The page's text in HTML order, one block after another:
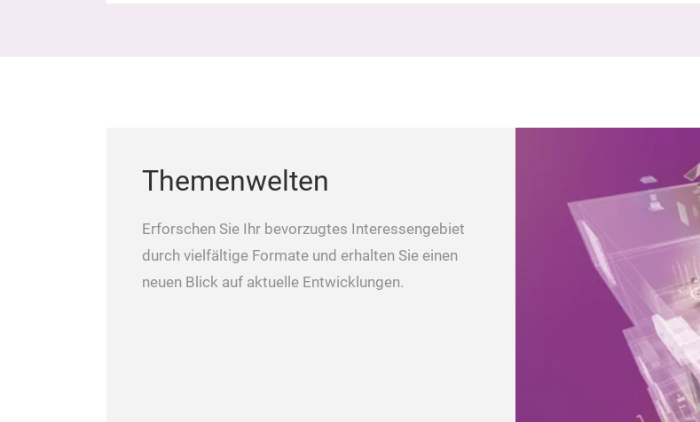
Themenwelten
Erforschen Sie Ihr bevorzugtes Interessengebiet
durch vielfältige Formate und erhalten Sie einen
neuen Blick auf aktuelle Entwicklungen.